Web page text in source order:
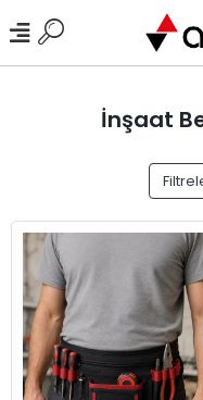
İnşaat